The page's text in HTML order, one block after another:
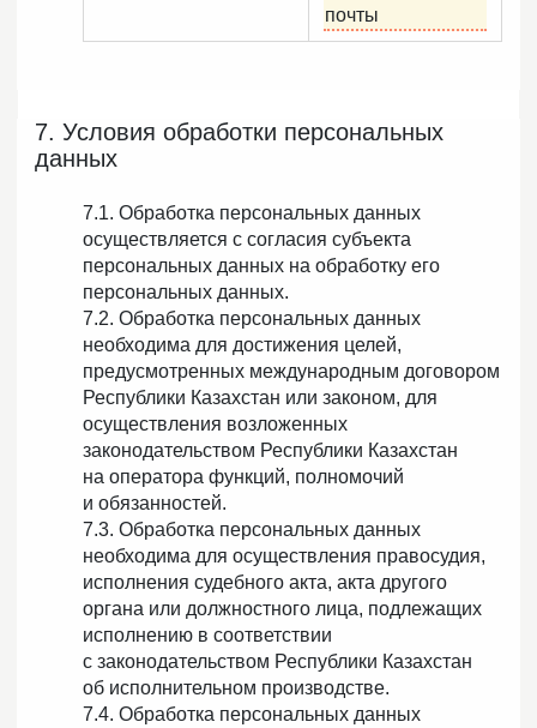
почты
7. Условия обработки персональных
данных
7.1. Обработка персональных данных
осуществляется с согласия субъекта
персональных данных на обработку его
персональных данных.
7.2. Обработка персональных данных
необходима для достижения целей,
предусмотренных международным договором
Республики Казахстан или законом, для
осуществления возложенных
законодательством Республики Казахстан
на оператора функций, полномочий
и обязанностей.
7.3. Обработка персональных данных
необходима для осуществления правосудия,
исполнения судебного акта, акта другого
органа или должностного лица, подлежащих
исполнению в соответствии
с законодательством Республики Казахстан
об исполнительном производстве.
7.4. Обработка персональных данных